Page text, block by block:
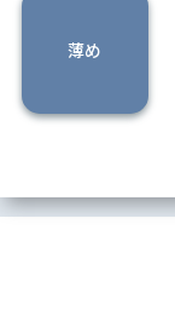
薄め